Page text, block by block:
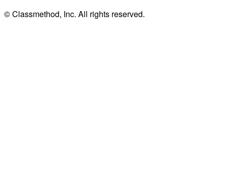
© Classmethod, Inc. All rights reserved.